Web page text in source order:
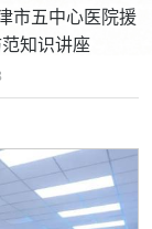
市五中心医院援
知识讲座